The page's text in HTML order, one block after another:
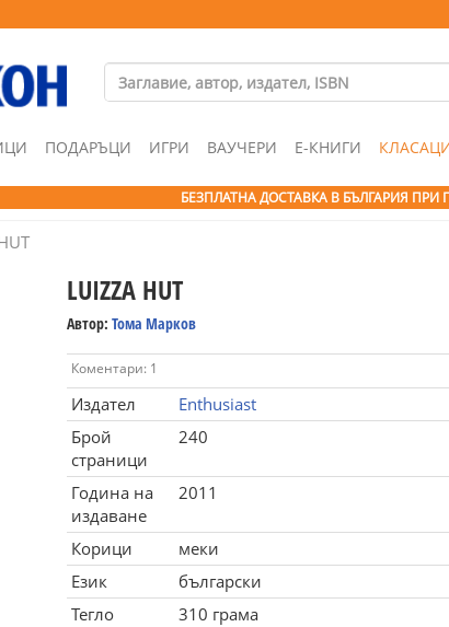
ПОДАРЪЦИ ИГРИ ВАУЧЕРИ Е-КНИГИ
БЕЗПЛАТНА ДОСТАВКА В БЪЛГАРИЯ ПРИ
LUIZZA HUT
Автор: Тома Марков
Коментари: 1
Издател
Enthusiast
Брой
страници
240
Година на
издаване
2011
Корици
меки
Език
български
Тегло
310 грама